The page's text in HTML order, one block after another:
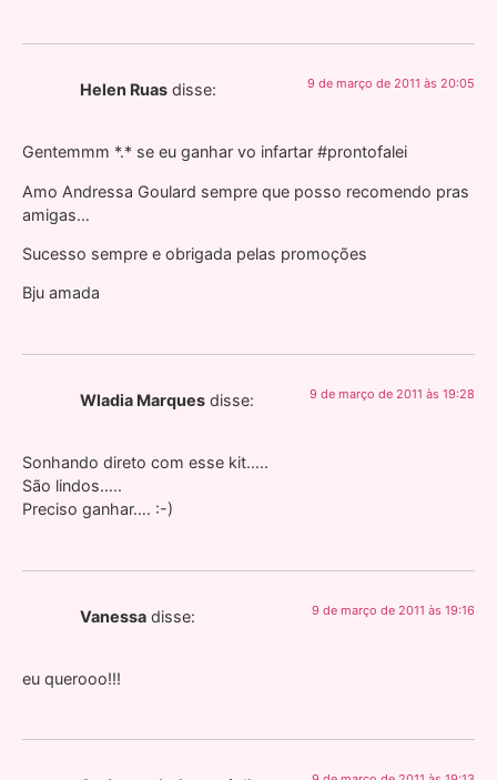
Helen Ruas disse: 9 de março de 2011 às 20:05
Gentemmm *.* se eu ganhar vo infartar #prontofalei
Amo Andressa Goulard sempre que posso recomendo pras
amigas…
Sucesso sempre e obrigada pelas promoções
Bju amada
Wladia Marques disse: 9 de março de 2011 às 19:28
Sonhando direto com esse kit…..
São lindos…..
Preciso ganhar…. :-)
Vanessa disse: 9 de março de 2011 às 19:16
eu querooo!!!